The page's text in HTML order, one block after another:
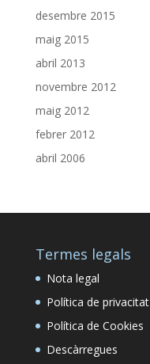
desembre 2015
maig 2015
abril 2013
novembre 2012
maig 2012
febrer 2012
abril 2006
Termes legals
Nota legal
Política de privacitat
Política de Cookies
Descàrregues